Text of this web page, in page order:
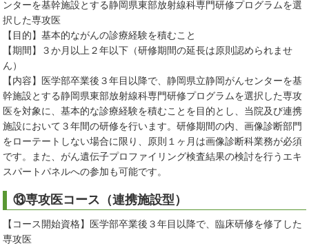
ンターを基幹施設とする静岡県東部放射線科専門研修プログラムを選
択した専攻医
【目的】基本的ながんの診療経験を積むこと
【期間】３か月以上２年以下（研修期間の延長は原則認められませ
ん）
【内容】医学部卒業後３年目以降で、静岡県立静岡がんセンターを基
幹施設とする静岡県東部放射線科専門研修プログラムを選択した専攻
医を対象に、基本的な診療経験を積むことを目的とし、当院及び連携
施設において３年間の研修を行います。研修期間の内、画像診断部門
をローテートしない場合に限り、原則１ヶ月は画像診断科業務が必須
です。また、がん遺伝子プロファイリング検査結果の検討を行うエキ
スパートパネルへの参加も可能です。
⑬専攻医コース（連携施設型）
【コース開始資格】医学部卒業後３年目以降で、臨床研修を修了した
専攻医